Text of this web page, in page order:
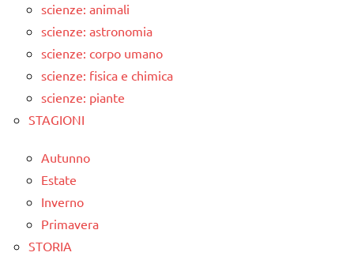
scienze: animali
scienze: astronomia
scienze: corpo umano
scienze: fisica e chimica
scienze: piante
STAGIONI
Autunno
Estate
Inverno
Primavera
STORIA